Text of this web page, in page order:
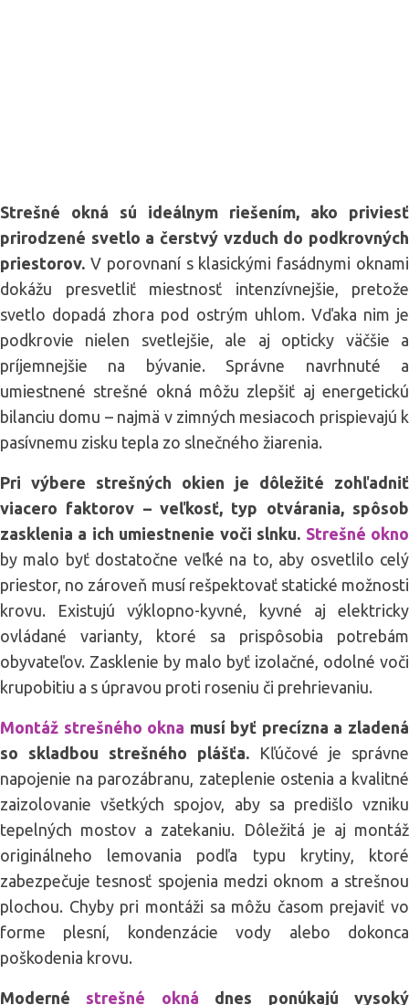
Strešné okná sú ideálnym riešením, ako priviesť
prirodzené svetlo a čerstvý vzduch do podkrovných
priestorov. V porovnaní s klasickými fasádnymi oknami
dokážu presvetliť miestnosť intenzívnejšie, pretože
svetlo dopadá zhora pod ostrým uhlom. Vďaka nim je
podkrovie nielen svetlejšie, ale aj opticky väčšie a
príjemnejšie na bývanie. Správne navrhnuté a
umiestnené strešné okná môžu zlepšiť aj energetickú
bilanciu domu – najmä v zimných mesiacoch prispievajú k
pasívnemu zisku tepla zo slnečného žiarenia.
Pri výbere strešných okien je dôležité zohľadniť
viacero faktorov – veľkosť, typ otvárania, spôsob
zasklenia a ich umiestnenie voči slnku. Strešné okno
by malo byť dostatočne veľké na to, aby osvetlilo celý
priestor, no zároveň musí rešpektovať statické možnosti
krovu. Existujú výklopno-kyvné, kyvné aj elektricky
ovládané varianty, ktoré sa prispôsobia potrebám
obyvateľov. Zasklenie by malo byť izolačné, odolné voči
krupobitiu a s úpravou proti roseniu či prehrievaniu.
Montáž strešného okna musí byť precízna a zladená
so skladbou strešného plášťa. Kľúčové je správne
napojenie na parozábranu, zateplenie ostenia a kvalitné
zaizolovanie všetkých spojov, aby sa predišlo vzniku
tepelných mostov a zatekaniu. Dôležitá je aj montáž
originálneho lemovania podľa typu krytiny, ktoré
zabezpečuje tesnosť spojenia medzi oknom a strešnou
plochou. Chyby pri montáži sa môžu časom prejaviť vo
forme plesní, kondenzácie vody alebo dokonca
poškodenia krovu.
Moderné strešné okná dnes ponúkajú vysoký